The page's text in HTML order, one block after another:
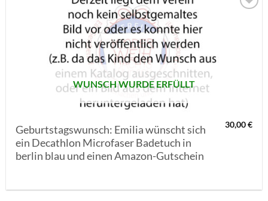
WUNSCH WURDE ERFÜLLT
Geburtstagswunsch: Emilia wünscht sich
ein Decathlon Microfaser Badetuch in
berlin blau und einen Amazon-Gutschein
30,00€